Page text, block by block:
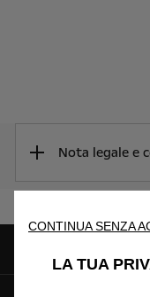
Nota legale e
CONTINUA SENZA
LA TUA